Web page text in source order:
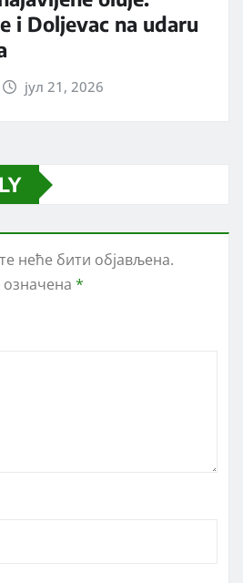
i Doljevac na udaru
јул 21, 2026
неће бити објављена.
*